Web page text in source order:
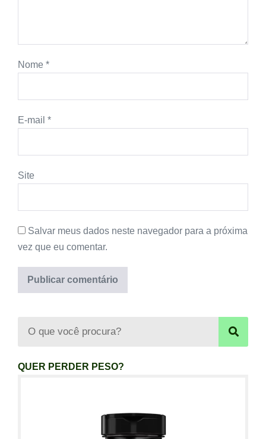
Nome *
E-mail *
Site
Salvar meus dados neste navegador para a próxima
vez que eu comentar.
QUER PERDER PESO?